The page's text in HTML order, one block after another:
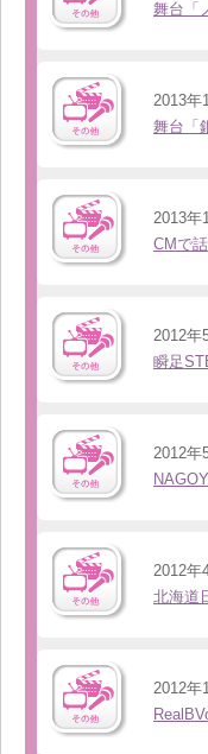
舞台「
2013年
舞台「
2013年
CMで
2012年
瞬足
2012年
2012年
北海道
2012年